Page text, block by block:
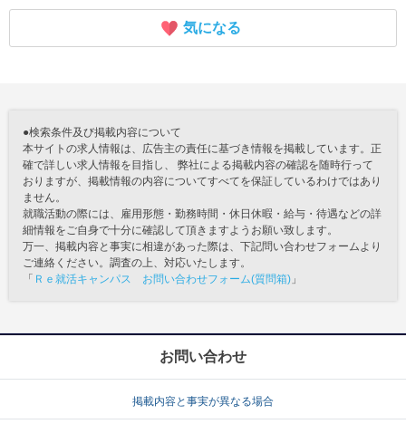
気になる
●検索条件及び掲載内容について
本サイトの求人情報は、広告主の責任に基づき情報を掲載しています。正
確で詳しい求人情報を目指し、 弊社による掲載内容の確認を随時行って
おりますが、掲載情報の内容についてすべてを保証しているわけではあり
ません。
就職活動の際には、雇用形態・勤務時間・休日休暇・給与・待遇などの詳
細情報をご自身で十分に確認して頂きますようお願い致します。
万一、掲載内容と事実に相違があった際は、下記問い合わせフォームより
ご連絡ください。調査の上、対応いたします。
「 Ｒｅ就活キャンパス お問い合わせフォーム(質問箱) 」
お問い合わせ
掲載内容と事実が異なる場合